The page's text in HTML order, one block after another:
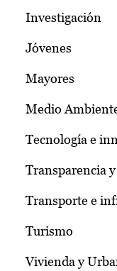
Investigación
Jóvenes
Mayores
Medio
Tecnología e
Transparencia
Transporte e
Turismo
Vivienda y